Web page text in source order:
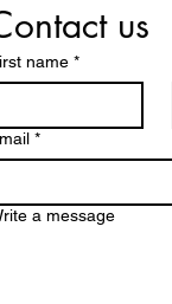
us
name *
*
a message